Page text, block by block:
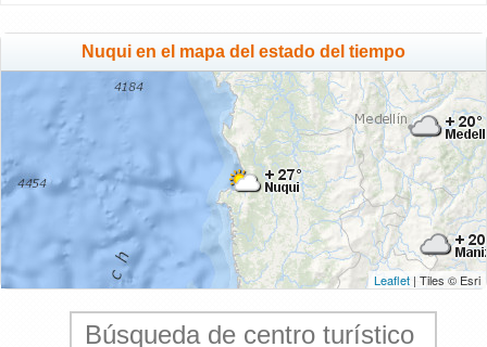
Nuqui en el mapa del estado del tiempo
Leaflet | Tiles © Esri